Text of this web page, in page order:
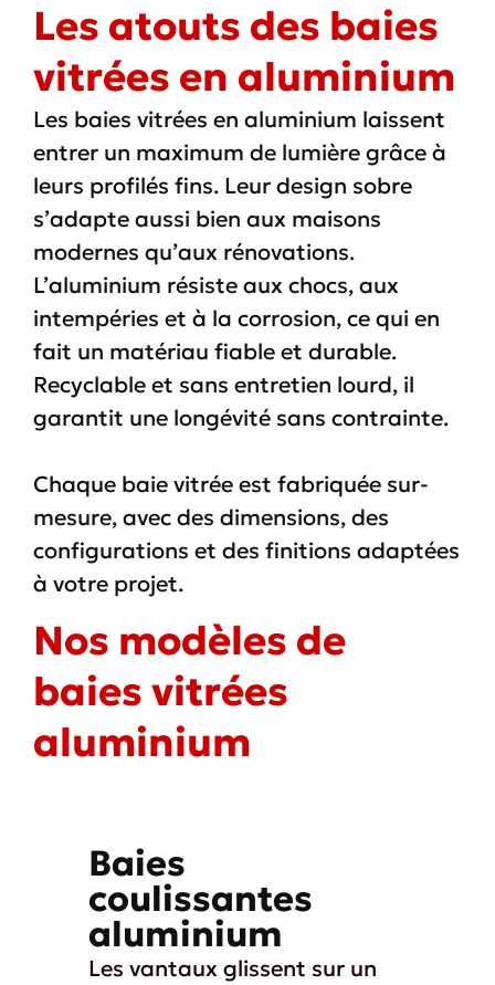
Les atouts des baies
vitrées en aluminium
Les baies vitrées en aluminium laissent
entrer un maximum de lumière grâce à
leurs profilés fins. Leur design sobre
s’adapte aussi bien aux maisons
modernes qu’aux rénovations.
L’aluminium résiste aux chocs, aux
intempéries et à la corrosion, ce qui en
fait un matériau fiable et durable.
Recyclable et sans entretien lourd, il
garantit une longévité sans contrainte.
Chaque baie vitrée est fabriquée sur-
mesure, avec des dimensions, des
configurations et des finitions adaptées
à votre projet.
Nos modèles de
baies vitrées
aluminium
Baies
coulissantes
aluminium
Les vantaux glissent sur un